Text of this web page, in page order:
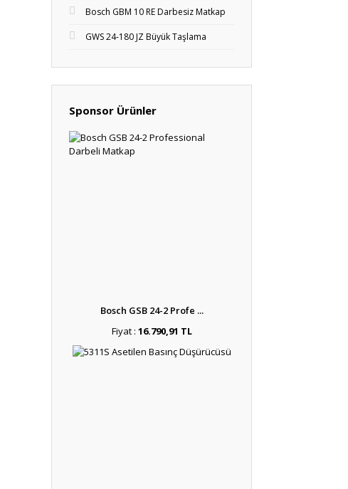
Bosch GBM 10 RE Darbesiz Matkap
GWS 24-180 JZ Büyük Taşlama
Sponsor Ürünler
Bosch GSB 24-2 Profe ...
Fiyat : 16.790,91 TL